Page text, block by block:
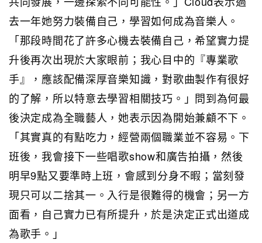
去一年她努力裝備自己，學習如何成為音樂人。
「那段時間花了許多心機去裝備自己，希望實力提
升後再次出現於大家眼前；我心目中的『專業歌
手』，應該配備深厚音樂知識，對歌曲製作有很好
的了解，所以特意去學習相關技巧。」問到為何最
後決定成為全職藝人，她表示因為開始兼顧不下。
「其實真的有點吃力，經營兩個職業並不容易。下
班後，我會接下一些唱歌show和廣告拍攝，然後
明早9點又要準時上班，會感到分身不暇；當刻發
現只可以二捨其一。入行是很難得的機會；另一方
面看，自己實力已有所提升，於是決定正式出道成
為歌手。」